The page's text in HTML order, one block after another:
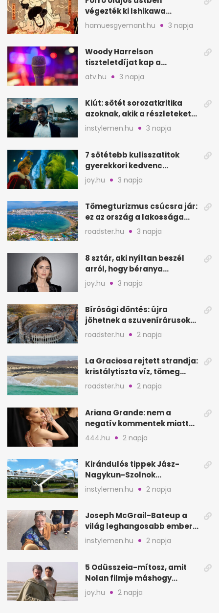
végezték ki Ishikawa
Goemont, Japán Robin
Hoodját
hamuesgyemant.hu 3 napja
Woody Harrelson
tiszteletdíjat kap a
Szarajevói Filmfesztiválon
atv.hu 3 napja
Kiút: sötét sorozatkritika
azoknak, akik a részleteket
keresik
instylemen.hu 3 napja
7 sötétebb kulisszatitok
gyerekkori kedvenc
filmjeinkről a Joy szerint
joy.hu 3 napja
Tömegturizmus csúcsra jár:
ez az ország a lakossága
kétszeresét fogadja
roadster.hu 3 napja
8 sztár, aki nyíltan beszél
arról, hogy béranya
segítette a családalapítást
joy.hu 3 napja
Bírósági döntés: újra
jöhetnek a szuvenírárusok
Európa ikonikus helyére
roadster.hu 2 napja
La Graciosa rejtett strandja:
kristálytiszta víz, tömeg
nélkül
roadster.hu 2 napja
Ariana Grande: nem a
negatív kommentek miatt
vonul vissza
444.hu 2 napja
Kirándulós tippek Jász-
Nagykun-Szolnok
megyében: 6 kihagyhatatlan
hely
instylemen.hu 2 napja
Joseph McGrail-Bateup a
világ leghangosabb embere
lett Ausztráliából
instylemen.hu 2 napja
5 Odüsszeia-mítosz, amit
Nolan filmje máshogy
mutat, mint Homérosz
joy.hu 2 napja